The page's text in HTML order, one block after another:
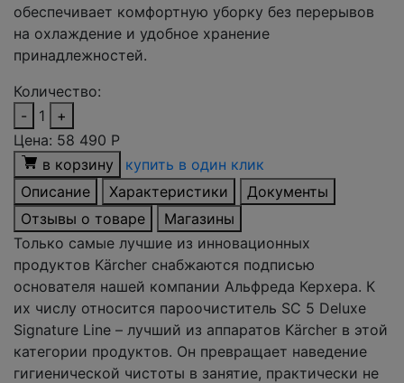
обеспечивает комфортную уборку без перерывов
на охлаждение и удобное хранение
принадлежностей.
Количество:
-
1
+
Цена: 58 490 Р
в корзину
купить в один клик
Описание
Характеристики
Документы
Отзывы о товаре
Магазины
Только самые лучшие из инновационных
продуктов Kärcher снабжаются подписью
основателя нашей компании Альфреда Керхера. К
их числу относится пароочиститель SC 5 Deluxe
Signature Line – лучший из аппаратов Kärcher в этой
категории продуктов. Он превращает наведение
гигиенической чистоты в занятие, практически не